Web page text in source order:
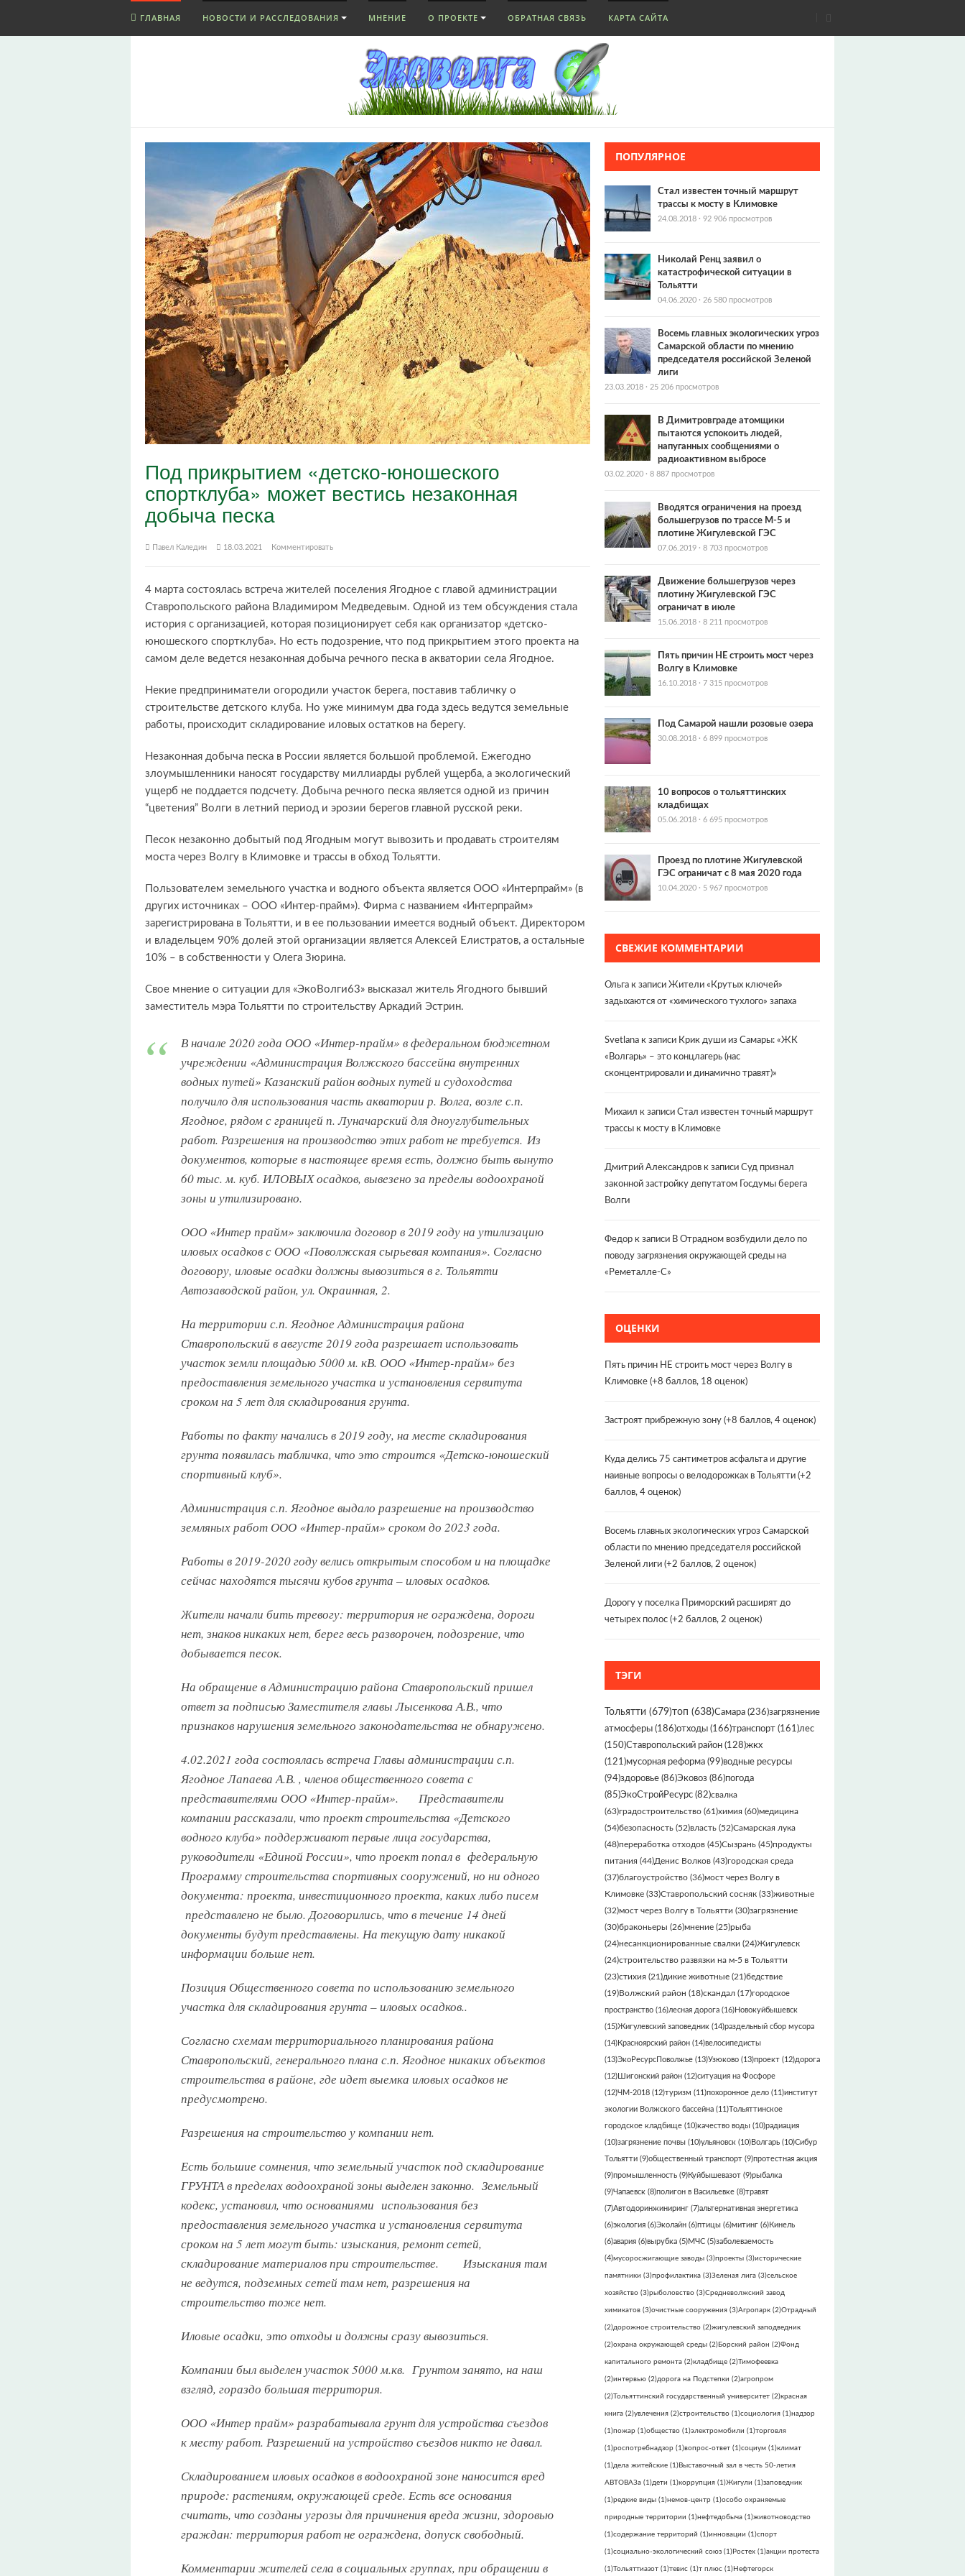
ГЛАВНАЯ НОВОСТИ И РАССЛЕДОВАНИЯ МНЕНИЕ О ПРОЕКТЕ ОБРАТНАЯ СВЯЗЬ КАРТА САЙТА
Под прикрытием «детско-юношеского
спортклуба» может вестись незаконная
добыча песка
Павел Каледин 18.03.2021 Комментировать
4 марта состоялась встреча жителей поселения Ягодное с главой администрации
Ставропольского района Владимиром Медведевым. Одной из тем обсуждения стала
история с организацией, которая позиционирует себя как организатор «детско-
юношеского спортклуба». Но есть подозрение, что под прикрытием этого проекта на
самом деле ведется незаконная добыча речного песка в акватории села Ягодное.
Некие предприниматели огородили участок берега, поставив табличку о
строительстве детского клуба. Но уже минимум два года здесь ведутся земельные
работы, происходит складирование иловых остатков на берегу.
Незаконная добыча песка в России является большой проблемой. Ежегодно
злоумышленники наносят государству миллиарды рублей ущерба, а экологический
ущерб не поддается подсчету. Добыча речного песка является одной из причин
“цветения” Волги в летний период и эрозии берегов главной русской реки.
Песок незаконно добытый под Ягодным могут вывозить и продавать строителям
моста через Волгу в Климовке и трассы в обход Тольятти.
Пользователем земельного участка и водного объекта является ООО «Интерпрайм» (в
других источниках – ООО «Интер-прайм»). Фирма с названием «Интерпрайм»
зарегистрирована в Тольятти, и в ее пользовании имеется водный объект. Директором
и владельцем 90% долей этой организации является Алексей Елистратов, а остальные
10% – в собственности у Олега Зюрина.
Свое мнение о ситуации для «ЭкоВолги63» высказал житель Ягодного бывший
заместитель мэра Тольятти по строительству Аркадий Эстрин.
В начале 2020 года ООО «Интер-прайм» в федеральном бюджетном
учреждении «Администрация Волжского бассейна внутренних
водных путей» Казанский район водных путей и судоходства
получило для использования часть акватории р. Волга, возле с.п.
Ягодное, рядом с границей п. Луначарский для дноуглубительных
работ. Разрешения на производство этих работ не требуется. Из
документов, которые в настоящее время есть, должно быть вынуто
60 тыс. м. куб. ИЛОВЫХ осадков, вывезено за пределы водоохраной
зоны и утилизировано.
ООО «Интер прайм» заключила договор в 2019 году на утилизацию
иловых осадков с ООО «Поволжская сырьевая компания». Согласно
договору, иловые осадки должны вывозиться в г. Тольятти
Автозаводской район, ул. Окраинная, 2.
На территории с.п. Ягодное Администрация района
Ставропольский в августе 2019 года разрешает использовать
участок земли площадью 5000 м. кВ. ООО «Интер-прайм» без
предоставления земельного участка и установления сервитута
сроком на 5 лет для складирования грунта.
Работы по факту начались в 2019 году, на месте складирования
грунта появилась табличка, что это строится «Детско-юношеский
спортивный клуб».
Администрация с.п. Ягодное выдало разрешение на производство
земляных работ ООО «Интер-прайм» сроком до 2023 года.
Работы в 2019-2020 году велись открытым способом и на площадке
сейчас находятся тысячи кубов грунта – иловых осадков.
Жители начали бить тревогу: территория не ограждена, дороги
нет, знаков никаких нет, берег весь разворочен, подозрение, что
добывается песок.
На обращение в Администрацию района Ставропольский пришел
ответ за подписью Заместителя главы Лысенкова А.В., что
признаков нарушения земельного законодательства не обнаружено.
4.02.2021 года состоялась встреча Главы администрации с.п.
Ягодное Лапаева А.В. , членов общественного совета с
представителями ООО «Интер-прайм». Представители
компании рассказали, что проект строительства «Детского
водного клуба» поддерживают первые лица государства,
руководители «Единой России», что проект попал в федеральную
Программу строительства спортивных сооружений, но ни одного
документа: проекта, инвестиционного проекта, каких либо писем
представлено не было. Договорились, что в течение 14 дней
документы будут представлены. На текущую дату никакой
информации больше нет.
Позиция Общественного совета по использованию земельного
участка для складирования грунта – иловых осадков..
Согласно схемам территориального планирования района
Ставропольский, генерального плана с.п. Ягодное никаких объектов
строительства в районе, где идет выемка иловых осадков не
предусмотрено.
Разрешения на строительство у компании нет.
Есть большие сомнения, что земельный участок под складирование
ГРУНТА в пределах водоохраной зоны выделен законно. Земельный
кодекс, установил, что основаниями использования без
предоставления земельного участка и установления сервитута
сроком на 5 лет могут быть: изыскания, ремонт сетей,
складирование материалов при строительстве. Изыскания там
не ведутся, подземных сетей там нет, разрешения на
строительство тоже нет.
Иловые осадки, это отходы и должны сразу вывозиться.
Компании был выделен участок 5000 м.кв. Грунтом занято, на наш
взгляд, гораздо большая территория.
ООО «Интер прайм» разрабатывала грунт для устройства съездов
к месту работ. Разрешений на устройство съездов никто не давал.
Складированием иловых осадков в водоохраной зоне наносится вред
природе: растениям, окружающей среде. Есть все основания
считать, что созданы угрозы для причинения вреда жизни, здоровью
граждан: территория работ не ограждена, допуск свободный.
Комментарии жителей села в социальных группах, при обращении в
ПОПУЛЯРНОЕ
Стал известен точный маршрут
трассы к мосту в Климовке
24.08.2018 · 92 906 просмотров
Николай Ренц заявил о
катастрофической ситуации в
Тольятти
04.06.2020 · 26 580 просмотров
Восемь главных экологических угроз
Самарской области по мнению
председателя российской Зеленой
лиги
23.03.2018 · 25 206 просмотров
В Димитровграде атомщики
пытаются успокоить людей,
напуганных сообщениями о
радиоактивном выбросе
03.02.2020 · 8 887 просмотров
Вводятся ограничения на проезд
большегрузов по трассе М-5 и
плотине Жигулевской ГЭС
07.06.2019 · 8 703 просмотров
Движение большегрузов через
плотину Жигулевской ГЭС
ограничат в июле
15.06.2018 · 8 211 просмотров
Пять причин НЕ строить мост через
Волгу в Климовке
16.10.2018 · 7 315 просмотров
Под Самарой нашли розовые озера
30.08.2018 · 6 899 просмотров
10 вопросов о тольяттинских
кладбищах
05.06.2018 · 6 695 просмотров
Проезд по плотине Жигулевской
ГЭС ограничат с 8 мая 2020 года
10.04.2020 · 5 967 просмотров
СВЕЖИЕ КОММЕНТАРИИ
Ольга к записи Жители «Крутых ключей»
задыхаются от «химического тухлого» запаха
Svetlana к записи Крик души из Самары: «ЖК
«Волгарь» – это концлагерь (нас
сконцентрировали и динамично травят)»
Михаил к записи Стал известен точный маршрут
трассы к мосту в Климовке
Дмитрий Александров к записи Суд признал
законной застройку депутатом Госдумы берега
Волги
Федор к записи В Отрадном возбудили дело по
поводу загрязнения окружающей среды на
«Реметалле-С»
ОЦЕНКИ
Пять причин НЕ строить мост через Волгу в
Климовке (+8 баллов, 18 оценок)
Застроят прибрежную зону (+8 баллов, 4 оценок)
Куда делись 75 сантиметров асфальта и другие
наивные вопросы о велодорожках в Тольятти (+2
баллов, 4 оценок)
Восемь главных экологических угроз Самарской
области по мнению председателя российской
Зеленой лиги (+2 баллов, 2 оценок)
Дорогу у поселка Приморский расширят до
четырех полос (+2 баллов, 2 оценок)
ТЭГИ
Тольятти (679)топ (638)Самара (236)загрязнение
атмосферы (186)отходы (166)транспорт (161)лес
(150)Ставропольский район (128)жкх
(121)мусорная реформа (99)водные ресурсы
(94)здоровье (86)Эковоз (86)погода
(85)ЭкоСтройРесурс (82)свалка
(63)градостроительство (61)химия (60)медицина
(54)безопасность (52)власть (52)Самарская лука
(48)переработка отходов (45)Сызрань (45)продукты
питания (44)Денис Волков (43)городская среда
(37)благоустройство (36)мост через Волгу в
Климовке (33)Ставропольский сосняк (33)животные
(32)мост через Волгу в Тольятти (30)загрязнение
(30)браконьеры (26)мнение (25)рыба
(24)несанкционированные свалки (24)Жигулевск
(24)строительство развязки на м-5 в Тольятти
(23)стихия (21)дикие животные (21)бедствие
(19)Волжский район (18)скандал (17)городское
пространство (16)лесная дорога (16)Новокуйбышевск
(15)Жигулевский заповедник (14)раздельный сбор мусора
(14)Красноярский район (14)велосипедисты
(13)ЭкоРесурсПоволжье (13)Узюково (13)проект (12)дорога
(12) Шигонский район (12)ситуация на Фосфоре
(12)ЧМ-2018 (12)туризм (11)похоронное дело (11)институт
экологии Волжского бассейна (11)Тольяттинское
городское кладбище (10)качество воды (10)радиация
(10)загрязнение почвы (10)ульяновск (10)Волгарь (10)Сибур
Тольятти (9)общественный транспорт (9)протестная акция
(9)промышленность (9)Куйбышевазот (9)рыбалка
(9)Чапаевск (8)полигон в Васильевке (8)травят
(7)Автодоринжиниринг (7)альтернативная энергетика
(6)экология (6)Эколайн (6)птицы (6)митинг (6)Кинель
(6)авария (6)вырубка (5)МЧС (5)заболеваемость
(4)мусоросжигающие заводы (3)проекты (3)исторические
памятники (3)профилактика (3)Зеленая лига (3)сельское
хозяйство (3)рыболовство (3)Средневолжский завод
химикатов (3)очистные сооружения (3)Агропарк (2)Отрадный
(2)дорожное строительство (2)жигулевский заподведник
(2)охрана окружающей среды (2) Борский район (2)Фонд
капитального ремонта (2)кладбище (2)Тимофеевка
(2)интервью (2)дорога на Подстепки (2)агропром
(2)Тольяттинский государственный университет (2)красная
книга (2)увлечения (2)строительство (1)социология (1)надзор
(1)пожар (1)общество (1)электромобили (1)торговля
(1)роспотребнадзор (1)вопрос-ответ (1)социум (1)климат
(1)дела житейские (1) Выставочный зал в честь 50-летия
АВТОВАЗа (1)дети (1)коррупция (1)Жигули (1)заповедник
(1)редкие виды (1)немов-центр (1)особо охраняемые
природные территории (1)нефтедобыча (1)животноводство
(1)содержание территорий (1)инновации (1)спорт
(1)социально-экологический союз (1) Ростех (1)акции протеста
(1)Тольяттиазот (1)тевис (1)т плюс (1) Нефтегорск